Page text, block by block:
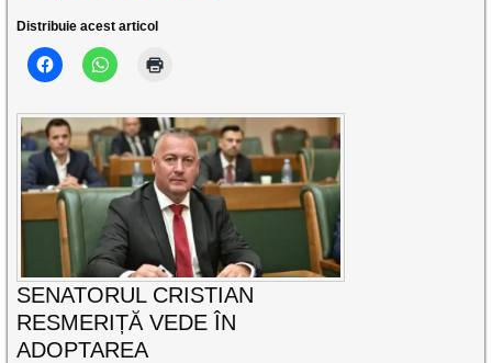
Distribuie acest articol
SENATORUL CRISTIAN
RESMERIȚĂ VEDE ÎN
ADOPTAREA